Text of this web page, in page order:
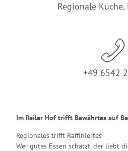
Regionale
+49 6542
Im Reiler Hof trifft Bewährtes auf
Regionales trifft Raffiniertes
Wer gutes Essen schätzt, der liebt